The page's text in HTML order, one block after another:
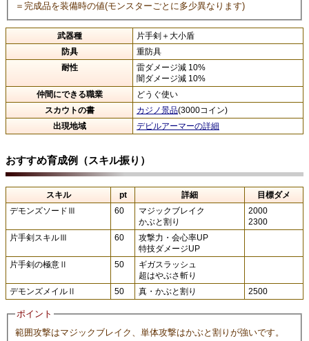
＝完成品を装備時の値(モンスターごとに多少異なります)
武器種
片手剣＋大小盾
防具
重防具
耐性
雷ダメージ減 10%
闇ダメージ減 10%
仲間にできる職業
どうぐ使い
スカウトの書
カジノ景品(3000コイン)
出現地域
デビルアーマーの詳細
おすすめ育成例（スキル振り）
スキル pt 詳細
目標ダメ
デモンズソードⅢ
60
マジックブレイク
かぶと割り
2000
2300
片手剣スキルⅢ
60
攻撃力・会心率UP
特技ダメージUP
片手剣の極意Ⅱ
50
ギガスラッシュ
超はやぶさ斬り
デモンズメイルⅡ
50 真・かぶと割り 2500
ポイント
範囲攻撃はマジックブレイク、単体攻撃はかぶと割りが強いです。